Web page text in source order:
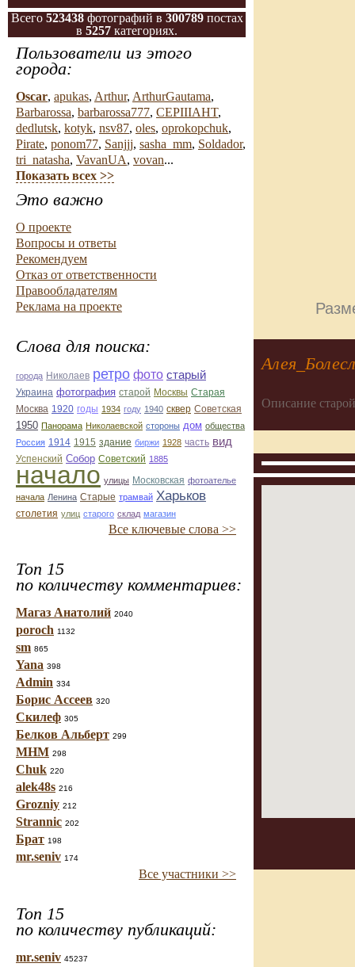
Всего 523438фотографий в 300789постах
в 5257 категориях.
Пользователи из этого
города:
Oscar, apukas, Arthur, ArthurGautama,
Barbarossa, barbarossa777, CEPIIIAHT,
dedlutsk, kotyk, nsv87, oles, oprokopchuk,
Pirate, ponom77, Sanjjj, sasha_mm, Soldador,
tri_natasha, VavanUA, vovan...
Показать всех >>
Это важно
О проекте
Вопросы и ответы
Рекомендуем
Отказ от ответственности
Правообладателям
Реклама на проекте
Слова для поиска:
города Николаев ретро фото старый
Украина фотография старой Москвы Старая
Москва 1920 годы 1934 году 1940 сквер Советская
1950 Панорама Николаевской стороны дом общества
Россия 1914 1915 здание биржи 1928 часть вид
Успенский Собор Советский 1885
начало улицы Московская фотоателье
начала Ленина Старые трамвай Харьков
столетия улиц старого склад магазин
Все ключевые слова >>
Топ 15
по количеству комментариев:
Магаз Анатолий 2040
poroch 1132
sm 865
Yana 398
Admin 334
Борис Ассеев 320
Скилеф 305
Белков Альберт 299
МНМ 298
Chuk 220
alek48s 216
Grozniy 212
Strannic 202
Брат 198
mr.seniv 174
Все участники >>
Топ 15
по количеству публикаций:
mr.seniv 45237
Описание